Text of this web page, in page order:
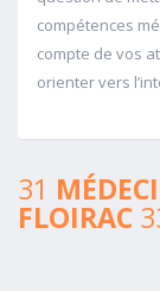
compétences
compte de vos
orienter vers
31
FLOIRAC